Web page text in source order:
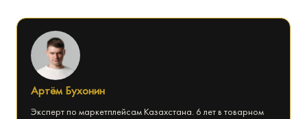
Артём Бухонин
Эксперт по маркетплейсам Казахстана. 6 лет в товарном